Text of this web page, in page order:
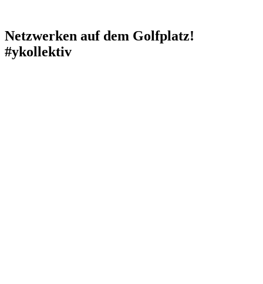
Netzwerken auf dem Golfplatz!
#ykollektiv